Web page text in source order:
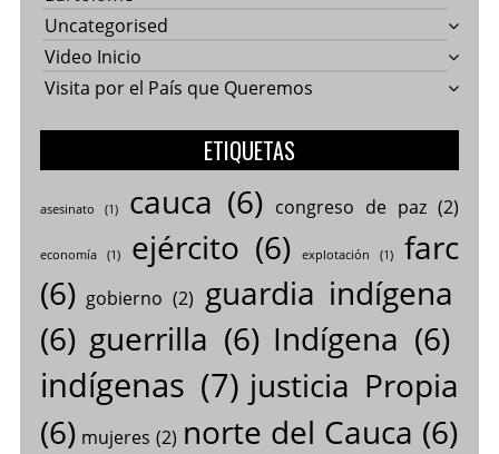
Uncategorised
Video Inicio
Visita por el País que Queremos
ETIQUETAS
asesinato (1) cauca (6) congreso de paz(2)
economía(1) ejército (6) explotación (1)
farc
(6) gobierno (2) guardia indígena
(6) guerrilla (6) Indígena (6)
indígenas (7) justicia Propia
(6) mujeres (2) norte del Cauca (6)